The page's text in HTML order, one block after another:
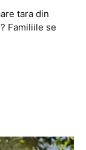
tara din
Familiile se